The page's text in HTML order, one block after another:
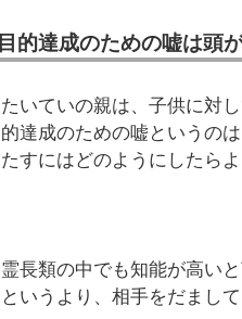
目的達成のための嘘は頭
たいていの親は、子供に対
的達成のための嘘というの
たすにはどのようにしたら
霊長類の中でも知能が高い
というより、相手をだまし